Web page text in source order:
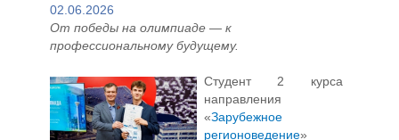
02.06.2026
От победы на олимпиаде — к
профессиональному будущему.
Студент 2 курса
направления
«Зарубежное
регионоведение»